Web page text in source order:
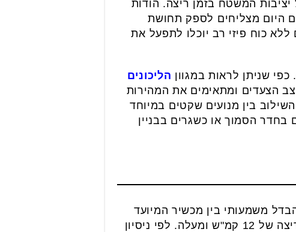
המשטח בזמן ריצה. הודות
היום מצליחים לספק תחושת
כוח פיזי רב יוכלו לתפעל את
שניתן לראות במגוון הליכונים
הצעדים ומתאימים את המהירות
בין מנועים שקטים במיוחד
הסמוך או כשגרים בבניין
משמעותי בין מכשיר המיועד
להליכה נמרצת בזמן עבודה מול שולחן עמידה, לבין מכשיר שצריך לעמוד בעומסי ריצה של 12 קמ"ש ומעלה. לפי ניסיון